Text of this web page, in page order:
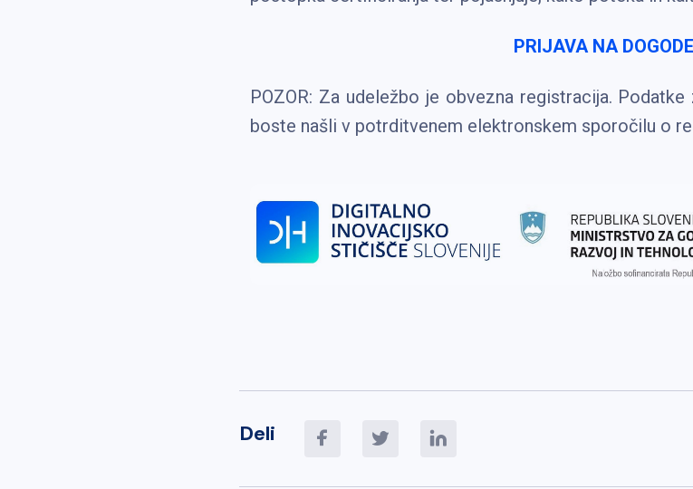
PRIJAVA NA
POZOR: Za udeležbo je obvezna registracija.
boste našli v potrditvenem elektronskem sporočilu o
Deli